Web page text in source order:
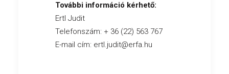
További információ kérhető:
Ertl Judit
Telefonszám: + 36 (22) 563 767
E-mail cím: ertl.judit@erfa.hu